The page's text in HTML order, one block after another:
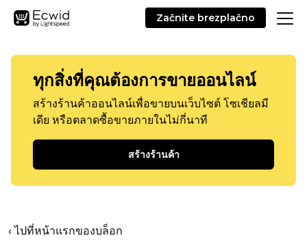
Začnite brezplačno
ทุกสิ่งที่คุณต้องการขายออนไลน์
สร้างร้านค้าออนไลน์เพื่อขายบนเว็บไซต์ โซเชียลมี
เดีย หรือตลาดซื้อขายภายในไม่กี่นาที
สร้างร้านค้า
‹ ไปที่หน้าแรกของบล็อก